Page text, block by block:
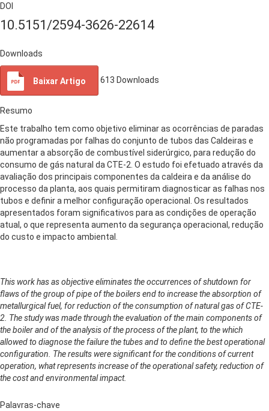
DOI
10.5151/2594-3626-22614
Downloads
Baixar Artigo 613 Downloads
Resumo
Este trabalho tem como objetivo eliminar as ocorrências de paradas
não programadas por falhas do conjunto de tubos das Caldeiras e
aumentar a absorção de combustível siderúrgico, para redução do
consumo de gás natural da CTE-2. O estudo foi efetuado através da
avaliação dos principais componentes da caldeira e da análise do
processo da planta, aos quais permitiram diagnosticar as falhas nos
tubos e definir a melhor configuração operacional. Os resultados
apresentados foram significativos para as condições de operação
atual, o que representa aumento da segurança operacional, redução
do custo e impacto ambiental.
This work has as objective eliminates the occurrences of shutdown for
flaws of the group of pipe of the boilers end to increase the absorption of
metallurgical fuel, for reduction of the consumption of natural gas of CTE-
2. The study was made through the evaluation of the main components of
the boiler and of the analysis of the process of the plant, to the which
allowed to diagnose the failure the tubes and to define the best operational
configuration. The results were significant for the conditions of current
operation, what represents increase of the operational safety, reduction of
the cost and environmental impact.
Palavras-chave